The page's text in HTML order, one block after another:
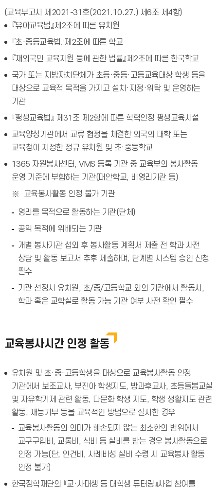
(교육부고시 제2021-31호(2021.10.27.) 제6조 제4항)
『유아교육법』제2조에 따른 유치원
『초·중등교육법』제2조에 따른 학교
『재외국민 교육지원 등에 관한 법률』제2조에 따른 한국학교
국가 또는 지방자치단체가 초등·중등·고등교육대상 학생 등을
대상으로 교육적 목적을 가지고 설치·지정·위탁 및 운영하는
기관
『평생교육법』 제31조 제2항에 따른 학력인정 평생교육시설
교육양성기관에서 교류 협정을 체결한 외국의 대학 또는
교육청이 지정한 정규 유치원 및 초·중등학교
1365 자원봉사센터, VMS 등록 기관 중 교육부의 봉사활동
운영 기준에 부합하는 기관(대안학교, 비영리기관 등)
교육봉사활동 인정 불가 기관
영리를 목적으로 활동하는 기관(단체)
공익 목적에 위배되는 기관
개별 봉사기관 섭외 후 봉사활동 계획서 제출 전 학과 사전
상담 및 활동 보고서 추후 제출하며, 단계별 시스템 승인 신청
필수
기관 선정시 유치원, 초/중/고등학교 외의 기관에서 활동시,
학과 혹은 교학실로 활동 가능 기관 여부 사전 확인 필수
교육봉사시간 인정 활동
유치원 및 초·중·고등학생을 대상으로 교육봉사활동 인정
기관에서 보조교사, 부진아 학생지도, 방과후교사, 초등돌봄교실
및 자유학기제 관련 활동, 다문화 학생 지도, 학생 생활지도 관련
활동, 재능기부 등을 교육적인 방법으로 실시한 경우
교육봉사활동의 의미가 훼손되지 않는 최소한의 범위에서
교구구입비, 교통비, 식비 등 실비를 받는 경우 봉사활동으로
인정 가능(단, 인건비, 사례비성 실비 수령 시 교육봉사 활동
인정 불가)
한국장학재단의 『교·사대생 등 대학생 튜터링』사업 참여를